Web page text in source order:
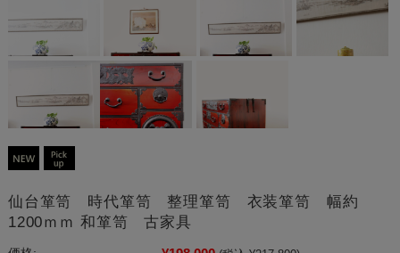
仙台箪笥 時代箪笥 整理箪笥 衣装箪笥 幅約
1200ｍｍ 和箪笥 古家具